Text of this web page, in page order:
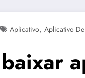
Aplicativo, Aplicativo